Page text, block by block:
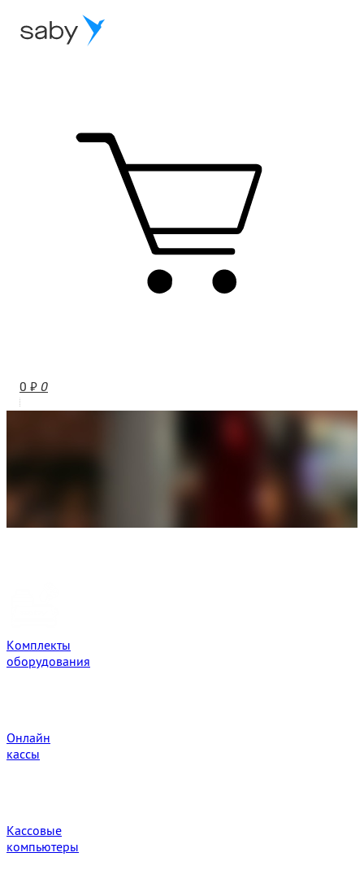
0 ₽ 0
Комплекты
оборудования
Онлайн
кассы
Кассовые
компьютеры